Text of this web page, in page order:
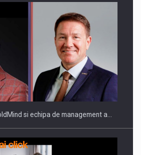
BUILT TO DELIVER TECHNOLOGY FOR
si echipa de management a…